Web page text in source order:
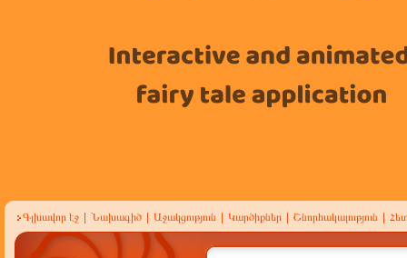
Գլխավոր էջ Նախագիծ Աջակցություն Կարծիքներ Շնորհակալություն